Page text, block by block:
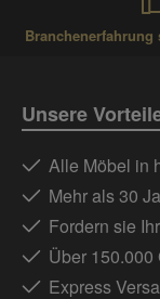
Branchenerfahrung
Unsere
Alle Möbel in
Mehr als 30
Fordern sie
Über 150.000
Express